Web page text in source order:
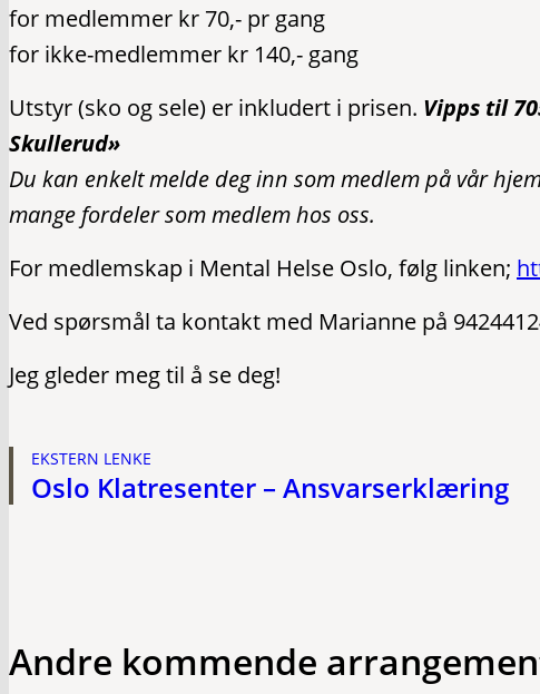
for medlemmer kr 70,- pr gang
for ikke-medlemmer kr 140,- gang
Utstyr (sko og sele) er inkludert i prisen. Vipps til
Skullerud»
Du kan enkelt melde deg inn som medlem på vår
mange fordeler som medlem hos oss.
For medlemskap i Mental Helse Oslo, følg linken;
Ved spørsmål ta kontakt med Marianne på
Jeg gleder meg til å se deg!
EKSTERN LENKE
Oslo Klatresenter – Ansvarserklæring
Andre kommende